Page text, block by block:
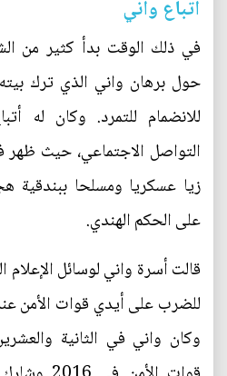
اتباع واني
في ذلك الوقت بدأ كثير من
حول برهان واني الذي ترك
للانضمام للتمرد. وكان له
التواصل الاجتماعي، حيث
زيا عسكريا ومسلحا ببندقية
على الحكم الهندي.
قالت أسرة واني لوسائل الإعلام
للضرب على أيدي قوات الأمن
وكان واني في الثانية